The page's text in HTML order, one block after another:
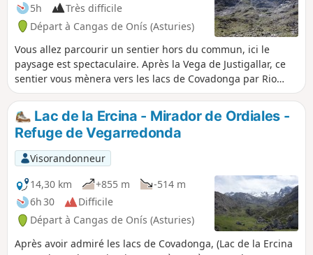
5h
Très difficile
Départ à Cangas de Onís (Asturies)
Vous allez parcourir un sentier hors du commun, ici le
paysage est spectaculaire. Après la Vega de Justigallar, ce
sentier vous mènera vers les lacs de Covadonga par Rio
Resecu, el Toyellu et Riega de Vega el Texu.
Lac de la Ercina - Mirador de Ordiales -
Refuge de Vegarredonda
Visorandonneur
14,30 km
+855 m
-514 m
6h 30
Difficile
Départ à Cangas de Onís (Asturies)
Après avoir admiré les lacs de Covadonga, (Lac de la Ercina